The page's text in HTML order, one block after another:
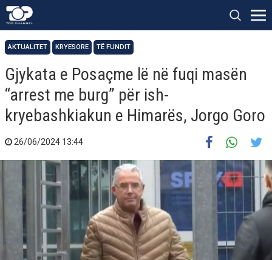
AKTUALITET KRYESORE TË FUNDIT
Gjykata e Posaçme lë në fuqi masën
“arrest me burg” për ish-
kryebashkiakun e Himarës, Jorgo Goro
26/06/2024 13:44